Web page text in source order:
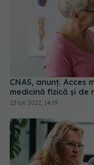
CNAS, anunț.
medicină fizică și de
23 iun 2022, 14:19